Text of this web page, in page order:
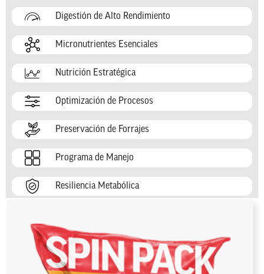
Digestión de Alto Rendimiento
Micronutrientes Esenciales
Nutrición Estratégica
Optimización de Procesos
Preservación de Forrajes
Programa de Manejo
Resiliencia Metabólica